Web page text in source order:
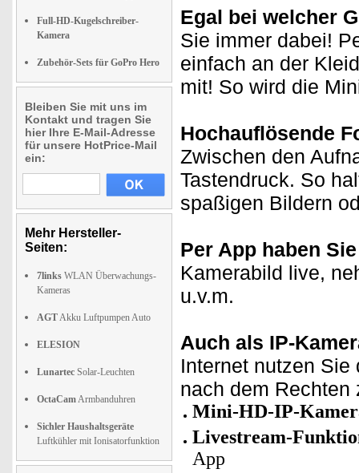
Full-HD-Kugelschreiber-
Kamera
Zubehör-Sets für GoPro Hero
Bleiben Sie mit uns im
Kontakt und tragen Sie
hier Ihre E-Mail-Adresse
für unsere HotPrice-Mail
ein:
Mehr Hersteller-
Seiten:
7links WLAN Überwachungs-
Kameras
AGTAkku Luftpumpen Auto
ELESION
Lunartec Solar-Leuchten
OctaCamArmbanduhren
Sichler Haushaltsgeräte
Luftkühler mit Ionisatorfunktion
Egal bei welcher
Sie immer dabei!
einfach an der
mit! So wird die
Hochauflösende
Zwischen den
Tastendruck. So
spaßigen Bildern
Per App haben
Kamerabild live,
u.v.m.
Auch als IP-
Internet nutzen
nach dem Rechten
Mini-HD-IP-
Livestream-
App